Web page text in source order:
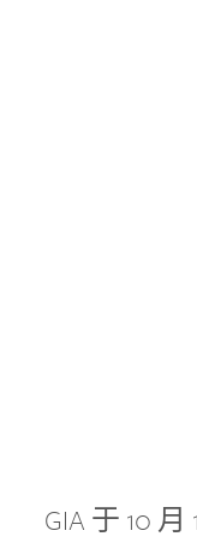
GIA 于 10